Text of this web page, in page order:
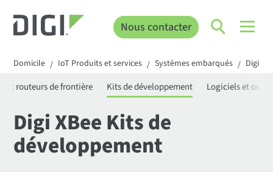
Nous contacter
Domicile / IoT Produits et services / Systèmes embarqués / Digi
et routeurs de frontière Kits de développement Logiciels et outils
Digi XBee Kits de
développement